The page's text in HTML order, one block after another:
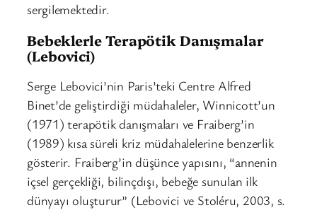
sergilemektedir.
Bebeklerle Terapötik Danışmalar
(Lebovici)
Serge Lebovici’nin Paris’teki Centre Alfred
Binet’de geliştirdiği müdahaleler, Winnicott’un
(1971) terapötik danışmaları ve Fraiberg’in
(1989) kısa süreli kriz müdahalelerine benzerlik
gösterir. Fraiberg’in düşünce yapısını, “annenin
içsel gerçekliği, bilinçdışı, bebeğe sunulan ilk
dünyayı oluşturur” (Lebovici ve Stoléru, 2003, s.